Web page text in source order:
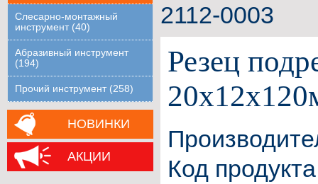
Слесарно-монтажный
инструмент (40)
Абразивный инструмент
(194)
Прочий инструмент (258)
НОВИНКИ
АКЦИИ
2112-0003
Резец
Код